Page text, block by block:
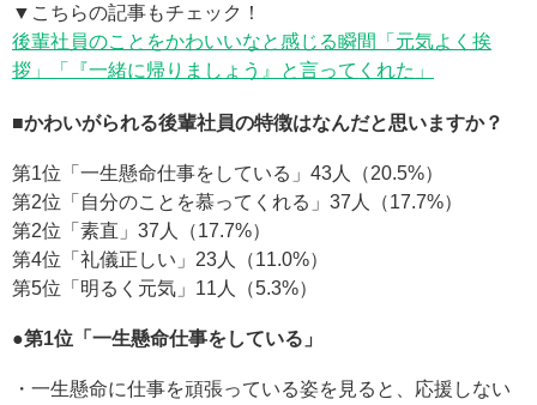
▼こちらの記事もチェック！
後輩社員のことをかわいいなと感じる瞬間「元気よく挨
拶」「『一緒に帰りましょう』と言ってくれた」
■かわいがられる後輩社員の特徴はなんだと思いますか？
第1位「一生懸命仕事をしている」43人（20.5%）
第2位「自分のことを慕ってくれる」37人（17.7%）
第2位「素直」37人（17.7%）
第4位「礼儀正しい」23人（11.0%）
第5位「明るく元気」11人（5.3%）
●第1位「一生懸命仕事をしている」
・一生懸命に仕事を頑張っている姿を見ると、応援しない